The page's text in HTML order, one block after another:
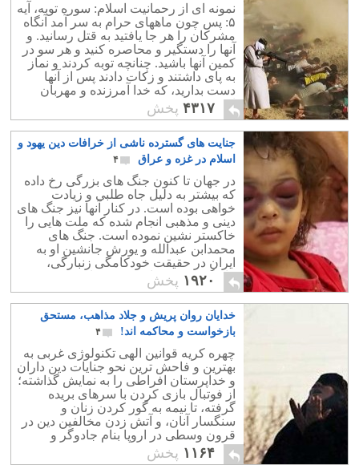
نمونه ای از رحمانیت اسلام: سوره توبه، آیه
۵: پس چون ماههای حرام به سر آمد آنگاه
مشركان را هر جا يافتيد به قتل رسانيد. و
آنها را دستگير و محاصره كنيد و هر سو در
كمين آنها باشيد. چنانچه توبه كردند و نماز
به پای داشتند و زكات دادند پس از آنها
دست بداريد، كه خدا آمرزنده و مهربان
است.۴۳۱۷ پخش
جنایت های گسترده ناشی از خرافات دین یهود و
اسلام در غزه و عراق
۴
در جهان تا کنون جنگ های بزرگی رخ داده
که بیشتر به دلیل جاه طلبی و زیادت
خواهی بوده است. در کنار آنها نیز جنگ های
دینی و مذهبی انجام شده که ملت هایی را
خاکستر نشین نموده است. جنگ های
محمدابن عبدالله و یورش جانشین او به
ایران در حقیقت خودکامگی زنبارگی،
غارتگری عرب بادیه نشین را به خوبی
نشان می دهد.
۱۹۲۰ پخش
خدایان روان پریش و جلاد مذاهب، مستحق
بازخواست و محاکمه اند!
۴
چهره کریه قوانین الهی تکنولوژی غربی به
بهترین و فاحش ترین نحو جنایات دین داران
و خداپرستان افراطی را به نمایش گذاشته؛
از فوتبال بازی کردن با سرهای بریده
گرفته، تا نیمه به گور کردن زنان و
سنگسار آنان، و آتش زدن مخالفین دین در
قرون وسطی در اروپا بنام جادوگر و
ساحر.۱۱۶۴ پخش